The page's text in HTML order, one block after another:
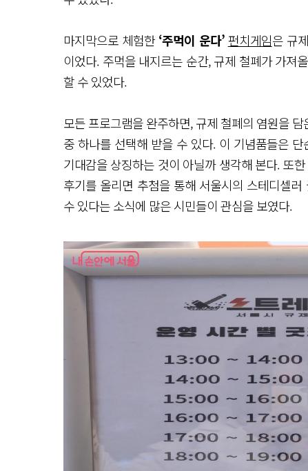
마지막으로 체험한 ‘주먹이 운다’ 펀치게임은 규
이었다. 주먹을 내지르는 순간, 규제 철폐가 가져
할 수 있었다.
모든 프로그램을 완주하면, 규제 철폐의 염원을 담
중 하나를 선택해 받을 수 있다. 이 기념품들은
기대감을 상징하는 것이 아닐까 생각해 본다. 또
후기를 올리면 추첨을 통해 서울시의 스테디셀
수 있다는 소식에 많은 시민들이 관심을 보였다.